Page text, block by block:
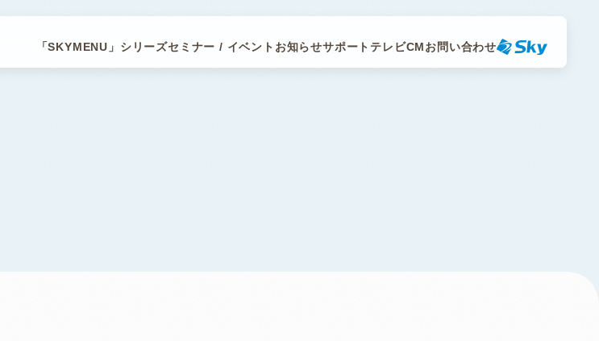
「SKYMENU」シリーズセミナー / イベント お知らせサポート テレビCMお問い合わせ